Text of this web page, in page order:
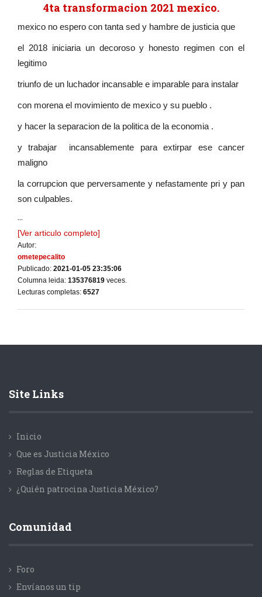
4ta transformacion 2021 mexico.
mexico no espero con tanta sed y hambre de justicia que
el 2018 iniciaria un decoroso y honesto regimen con el
legitimo
triunfo de un luchador incansable e imparable para instalar
con morena el movimiento de mexico y su pueblo .
y hacer la separacion de la politica de la economia .
y trabajar incansablemente para extirpar ese cancer
maligno
la corrupcion que perversamente y nefastamente pri y pan
son culpables.
...
[Ver articulo completo]
Autor:
ometepecalito
Publicado: 2021-01-05 23:35:06
Columna leida: 135376819 veces.
Lecturas completas: 6527
Site Links
Inicio
Que es Justicia México
Reglas de Etiqueta
¿Quién patrocina Justicia México?
Comunidad
Foro
Envíanos un tip